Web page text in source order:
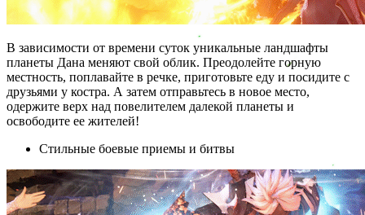
В зависимости от времени суток уникальные ландшафты
планеты Дана меняют свой облик. Преодолейте горную
местность, поплавайте в речке, приготовьте еду и посидите с
друзьями у костра. А затем отправьтесь в новое место,
одержите верх над повелителем далекой планеты и
освободите ее жителей!
Стильные боевые приемы и битвы